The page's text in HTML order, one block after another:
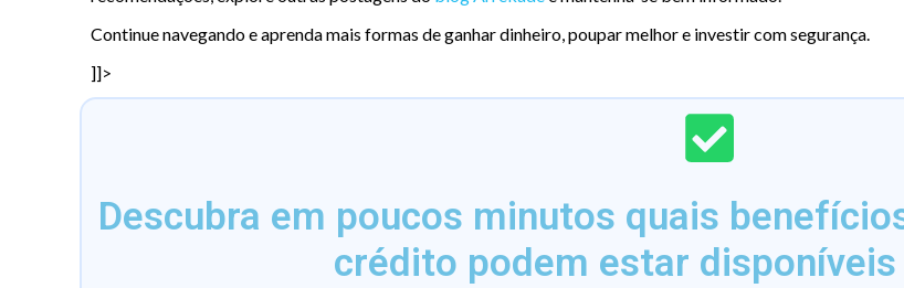
Continue navegando e aprenda mais formas de ganhar dinheiro, poupar melhor e investir com segurança.
]]>
Descubra em poucos minutos quais
crédito podem estar disponíveis